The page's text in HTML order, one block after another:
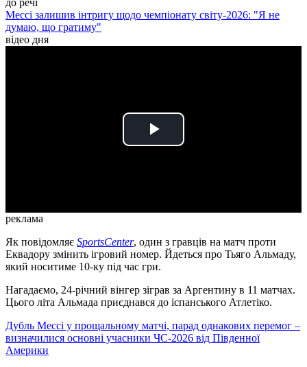
до речі
Мессі залишив інтригу щодо чемпіонату світу-2026: "Я не
думаю, що гратиму"
відео дня
Play
реклама
Як повідомляє SportsCenter, один з гравців на матч проти
Еквадору змінить ігровий номер. Йдеться про Тьяго Альмаду,
який носитиме 10-ку під час гри.
Нагадаємо, 24-річний вінгер зіграв за Аргентину в 11 матчах.
Цього літа Альмада приєднався до іспанського Атлетіко.
Дубль Мессі у прощальному матчі, парад однакових перемог –
визначилися основні учасники ЧС-2026 від Південної
Америки